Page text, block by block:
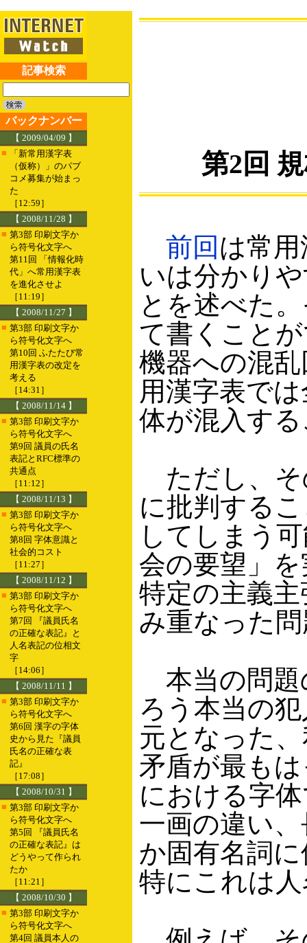
記事検索
バックナンバー
【 2009/04/09 】
■
「新常用漢字表
（仮称）」のパブ
コメ募集が始まっ
た
［12:59］
【 2008/11/28 】
■ 第3部 印刷文字か
ら符号化文字へ
第11回 「情報化時
代」へ常用漢字表
を進化させよ
［11:19］
【 2008/11/27 】
■ 第3部 印刷文字か
ら符号化文字へ
第10回 ふたたび常
用漢字表の改定を
考える
［14:31］
【 2008/11/14 】
■ 第3部 印刷文字か
ら符号化文字へ
第9回 議員の氏名
表記とRFC標準の
共通点
［11:12］
【 2008/11/13 】
■ 第3部 印刷文字か
ら符号化文字へ
第8回 字体意識と
社会的コスト
［11:27］
【 2008/11/12 】
■ 第3部 印刷文字か
ら符号化文字へ
第7回 『議員氏名
の正確な表記』と
人名表記の位相文
字
［14:06］
【 2008/11/11 】
■ 第3部 印刷文字か
ら符号化文字へ
第6回 漢字の字体
史から見た『議員
氏名の正確な表
記』
［17:08］
【 2008/10/31 】
■ 第3部 印刷文字か
ら符号化文字へ
第5回 『議員氏名
の正確な表記』は
どうやって作られ
たか
［11:21］
【 2008/10/30 】
■ 第3部 印刷文字か
ら符号化文字へ
第4回 議員本人の
第2回
前回 は常
いは分かり
とを述べた
て書くこと
機器への混
用漢字表で
体が混入す
ただし、そ
に批判する
してしまう
会の要望」
特定の主義
み重なった
本当の問題
ろう本当の
元となった
矛盾が最も
における字
一画の違い
か固有名詞
特にこれは